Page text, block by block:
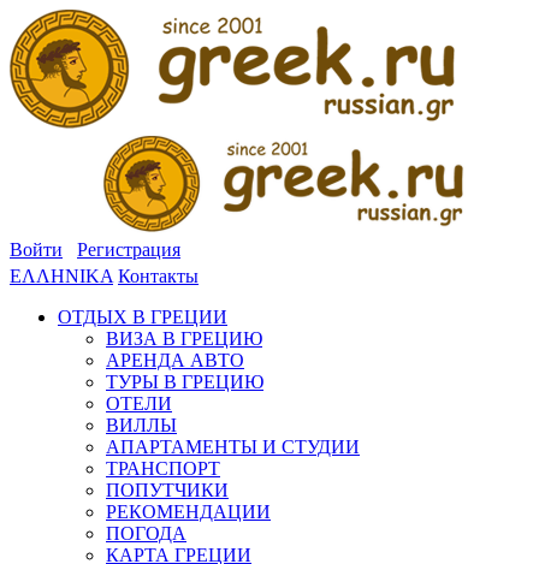
Войти
Регистрация
ΕΛΛΗΝΙΚΑ Контакты
ОТДЫХ В ГРЕЦИИ
ВИЗА В ГРЕЦИЮ
АРЕНДА АВТО
ТУРЫ В ГРЕЦИЮ
ОТЕЛИ
ВИЛЛЫ
АПАРТАМЕНТЫ И СТУДИИ
ТРАНСПОРТ
ПОПУТЧИКИ
РЕКОМЕНДАЦИИ
ПОГОДА
КАРТА ГРЕЦИИ